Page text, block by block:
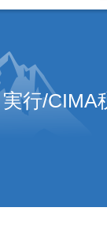
行/CIMA